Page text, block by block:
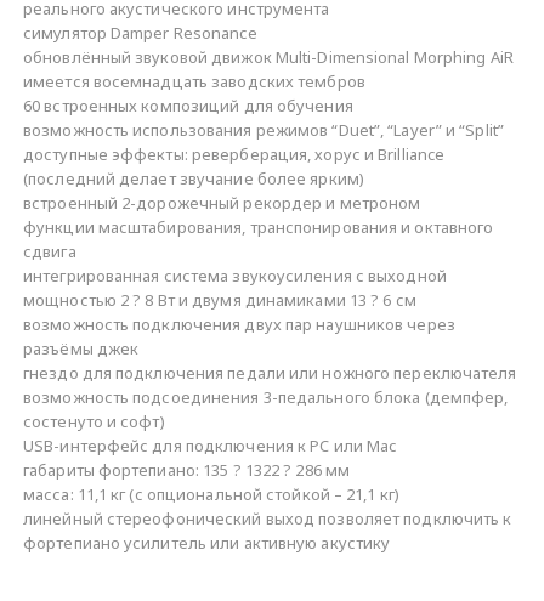
реального акустического инструмента
симулятор Damper Resonance
обновлённый звуковой движок Multi-Dimensional Morphing AiR
имеется восемнадцать заводских тембров
60 встроенных композиций для обучения
возможность использования режимов “Duet”, “Layer” и “Split”
доступные эффекты: реверберация, хорус и Brilliance
(последний делает звучание более ярким)
встроенный 2-дорожечный рекордер и метроном
функции масштабирования, транспонирования и октавного
сдвига
интегрированная система звукоусиления с выходной
мощностью 2 ? 8 Вт и двумя динамиками 13 ? 6 см
возможность подключения двух пар наушников через
разъёмы джек
гнездо для подключения педали или ножного переключателя
возможность подсоединения 3-педального блока (демпфер,
состенуто и софт)
USB-интерфейс для подключения к PC или Mac
габариты фортепиано: 135 ? 1322 ? 286 мм
масса: 11,1 кг (с опциональной стойкой – 21,1 кг)
линейный стереофонический выход позволяет подключить к
фортепиано усилитель или активную акустику